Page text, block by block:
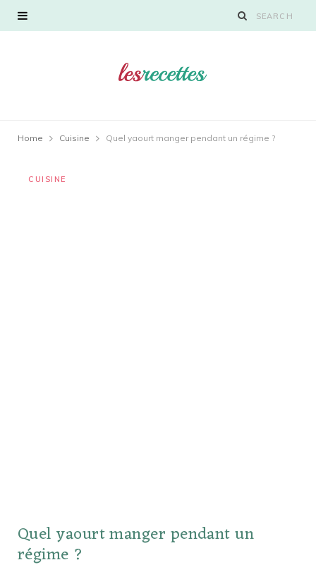
Home Cuisine Quel yaourt manger pendant un régime ?
CUISINE
Quel yaourt manger pendant un
régime ?